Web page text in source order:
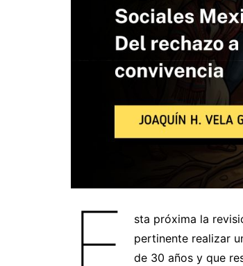
sta próxima la
pertinente realizar
de 30 años y que